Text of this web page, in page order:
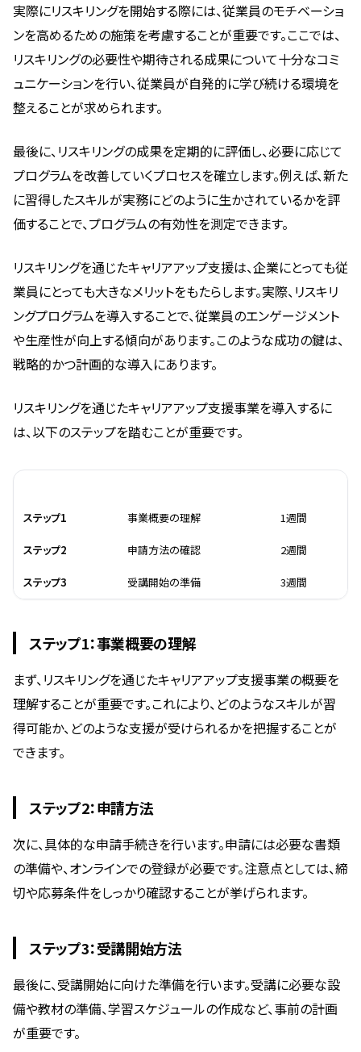
実際にリスキリングを開始する際には、従業員のモチベーショ
ンを高めるための施策を考慮することが重要です。ここでは、
リスキリングの必要性や期待される成果について十分なコミ
ュニケーションを行い、従業員が自発的に学び続ける環境を
整えることが求められます。
最後に、リスキリングの成果を定期的に評価し、必要に応じて
プログラムを改善していくプロセスを確立します。例えば、新た
に習得したスキルが実務にどのように生かされているかを評
価することで、プログラムの有効性を測定できます。
リスキリングを通じたキャリアアップ支援は、企業にとっても従
業員にとっても大きなメリットをもたらします。実際、リスキリ
ングプログラムを導入することで、従業員のエンゲージメント
や生産性が向上する傾向があります。このような成功の鍵は、
戦略的かつ計画的な導入にあります。
リスキリングを通じたキャリアアップ支援事業を導入するに
は、以下のステップを踏むことが重要です。
ステップ1 事業概要の理解 1週間
ステップ2 申請方法の確認 2週間
ステップ3 受講開始の準備 3週間
ステップ1：事業概要の理解
まず、リスキリングを通じたキャリアアップ支援事業の概要を
理解することが重要です。これにより、どのようなスキルが習
得可能か、どのような支援が受けられるかを把握することが
できます。
ステップ2：申請方法
次に、具体的な申請手続きを行います。申請には必要な書類
の準備や、オンラインでの登録が必要です。注意点としては、締
切や応募条件をしっかり確認することが挙げられます。
ステップ3：受講開始方法
最後に、受講開始に向けた準備を行います。受講に必要な設
備や教材の準備、学習スケジュールの作成など、事前の計画
が重要です。